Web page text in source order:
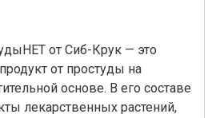
от Сиб-Крук — это
от простуды на
основе. В его составе
лекарственных растений,